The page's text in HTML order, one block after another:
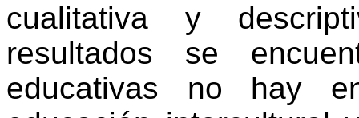
cualitativa y
resultados se
educativas no hay